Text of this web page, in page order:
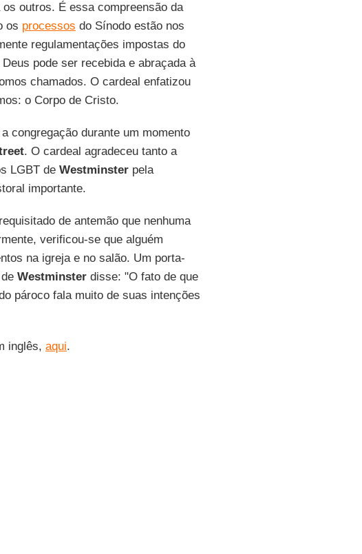
outros. É essa compreensão da
os processos do Sínodo estão nos
regulamentações impostas do
pode ser recebida e abraçada à
chamados. O cardeal enfatizou
o Corpo de Cristo.
congregação durante um momento
. O cardeal agradeceu tanto a
LGBT de Westminsterpela
importante.
de antemão que nenhuma
verificou-se que alguém
na igreja e no salão. Um porta-
Westminsterdisse: "O fato de que
pároco fala muito de suas intenções
inglês, aqui.